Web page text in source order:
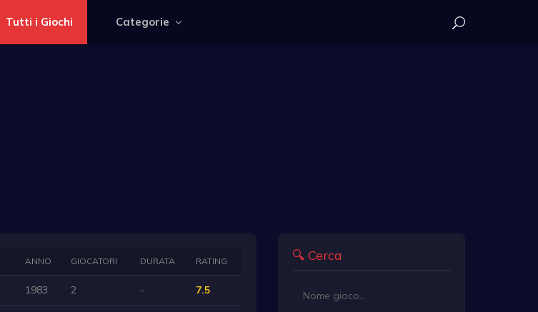
Tutti i Giochi Categorie
ANNO GIOCATORI DURATA RATING
1983 2 - 7.5
🔍 Cerca